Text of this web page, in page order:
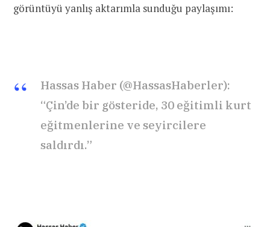
görüntüyü yanlış aktarımla sunduğu paylaşımı:
Hassas Haber (@HassasHaberler):
“Çin’de bir gösteride, 30 eğitimli kurt
eğitmenlerine ve seyircilere
saldırdı.”